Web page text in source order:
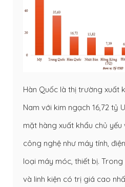
Hàn Quốc là thị trường xuất
Nam với kim ngạch 16,72 tỷ
mặt hàng xuất khẩu chủ
công nghệ như máy tính,
loại máy móc, thiết bị.
và linh kiện có trị giá cao